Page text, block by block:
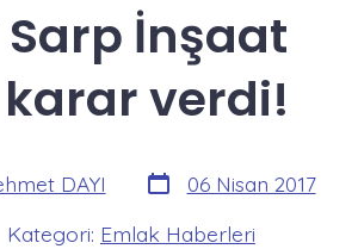
İnşaat
verdi!
DAYI Yazı
tarihi
06 Nisan 2017
Kategori: Emlak Haberleri